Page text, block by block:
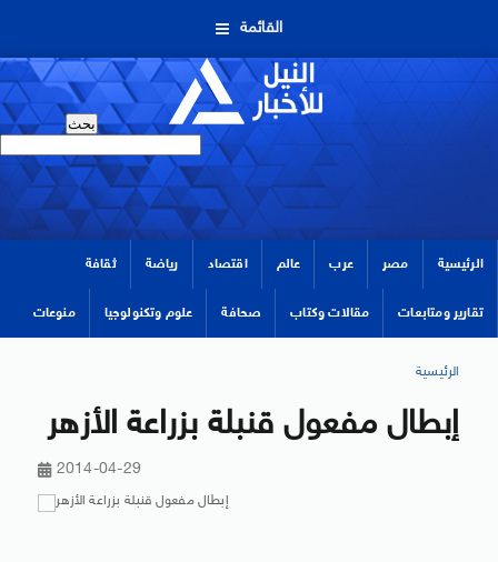
القائمة
الرئيسية مصر عرب عالم اقتصاد رياضة ثقافة
تقارير ومتابعات مقالات وكتاب صحافة علوم وتكنولوجيا منوعات
الرئيسية
إبطال مفعول قنبلة بزراعة الأزهر
2014-04-29